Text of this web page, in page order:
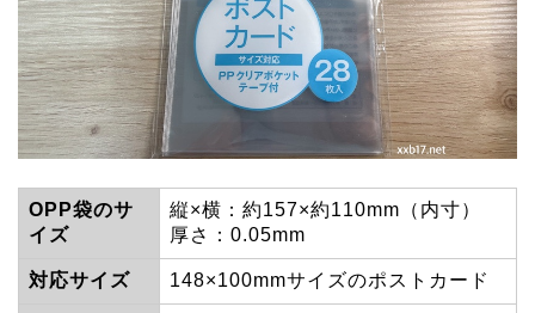
OPP袋のサ
イズ
縦×横：約157×約110mm（内寸）
厚さ：0.05mm
対応サイズ 148×100mmサイズのポストカード